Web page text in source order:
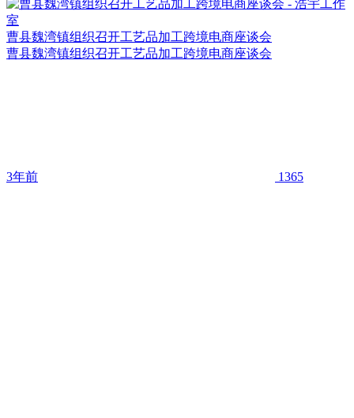
曹县魏湾镇组织召开工艺品加工跨境电商座谈会
曹县魏湾镇组织召开工艺品加工跨境电商座谈会
3年前 1365